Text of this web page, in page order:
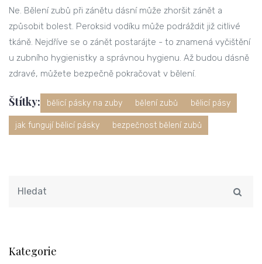
Ne. Bělení zubů při zánětu dásní může zhoršit zánět a
způsobit bolest. Peroksid vodíku může podráždit již citlivé
tkáně. Nejdříve se o zánět postarájte - to znamená vyčištění
u zubního hygienistky a správnou hygienu. Až budou dásně
zdravé, můžete bezpečně pokračovat v bělení.
Štítky: bělicí pásky na zuby bělení zubů bělicí pásy
jak fungují bělicí pásky bezpečnost bělení zubů
Kategorie